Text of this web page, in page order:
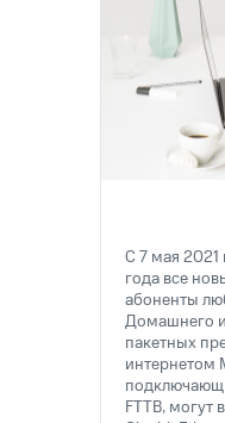
Роуминг
Оформить
eSIM
SIM-
карта
для
иностранцев
на связь
Тарифы
RED,
с карты
МТС
Деньги
Выберите
и подключите
с выгодным
С 7 мая 2021
года все
абоненты
Домашнего
пакетных
интернетом
FTTB, могут